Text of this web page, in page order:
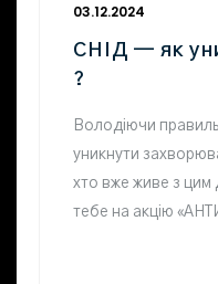
03.12.2024
СНІД — як
?
Володіючи
уникнути
хто вже живе з цим
тебе на акцію